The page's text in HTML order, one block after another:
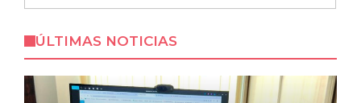
ÚLTIMAS NOTICIAS